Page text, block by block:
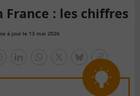
France : les chiffres
à jour le 13 mai 2026
TwitterblueskyCopier
le
lien